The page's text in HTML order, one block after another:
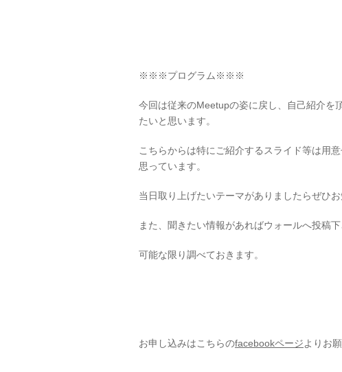
※※※プログラム※※※
今回は従来のMeetupの姿に戻し、自己紹介を
たいと思います。
こちらからは特にご紹介するスライド等は用
思っています。
当日取り上げたいテーマがありましたらぜひお
また、聞きたい情報があればウォールへ投稿下
可能な限り調べておきます。
お申し込みはこちらのfacebookページよりお